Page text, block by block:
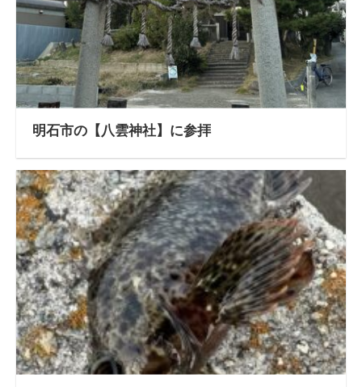
明石市の【八雲神社】に参拝